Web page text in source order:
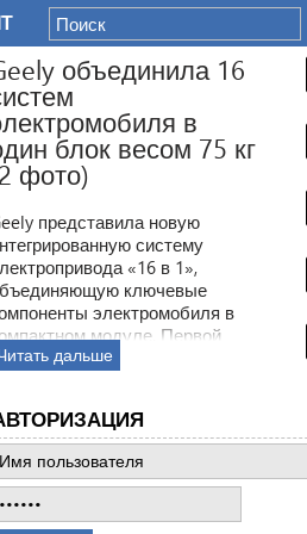
объединила 16
в
блок весом 75 кг
фото)
представила новую
систему
«16 в 1»,
ключевые
электромобиля в
модуле. Первой
с новой технологией
рынок уже в ближайшее
дальше